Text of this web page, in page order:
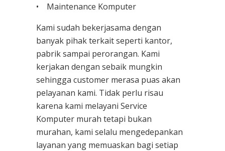
• Maintenance Komputer
Kami sudah bekerjasama dengan
banyak pihak terkait seperti kantor,
pabrik sampai perorangan. Kami
kerjakan dengan sebaik mungkin
sehingga customer merasa puas akan
pelayanan kami. Tidak perlu risau
karena kami melayani Service
Komputer murah tetapi bukan
murahan, kami selalu mengedepankan
layanan yang memuaskan bagi setiap